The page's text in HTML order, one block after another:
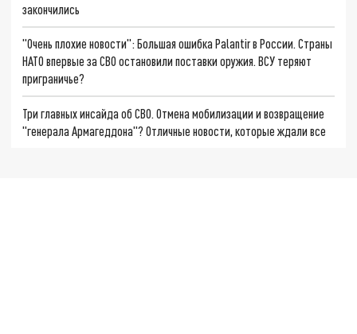
закончились
"Очень плохие новости": Большая ошибка Palantir в России. Страны
НАТО впервые за СВО остановили поставки оружия. ВСУ теряют
приграничье?
Три главных инсайда об СВО. Отмена мобилизации и возвращение
"генерала Армагеддона"? Отличные новости, которые ждали все